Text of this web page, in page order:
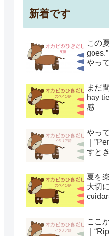
新着です
この
やっ
まだ
hay
感
やっ
｜
すとき
夏を
大切
ここ
｜